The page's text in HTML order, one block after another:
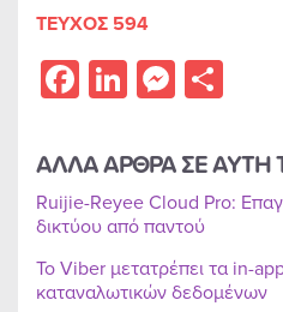
ΤΕΥΧΟΣ 594
Facebook
LinkedIn
ΑΛΛΑ ΑΡΘΡΑ ΣΕ ΑΥΤΗ
Ruijie-Reyee Cloud Pro:
δικτύου από παντού
Το Viber μετατρέπει τα in-
καταναλωτικών δεδομένων